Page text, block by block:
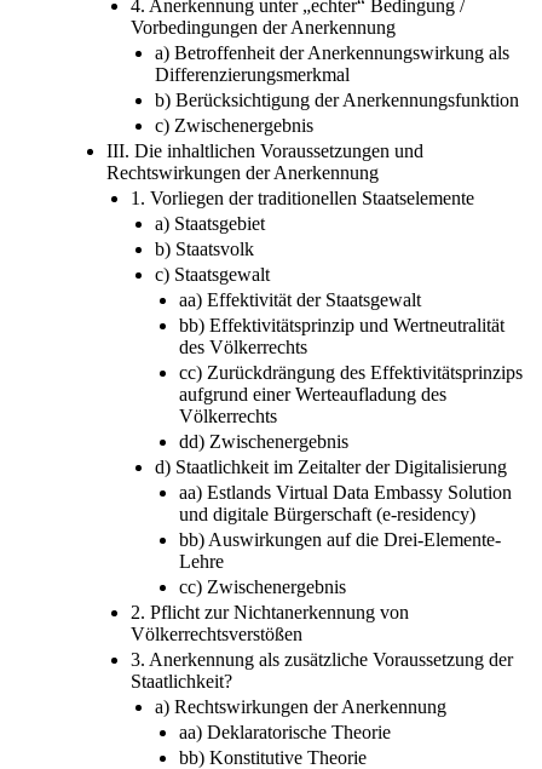
4. Anerkennung unter „echter“ Bedingung /
Vorbedingungen der Anerkennung
a) Betroffenheit der Anerkennungswirkung als
Differenzierungsmerkmal
b) Berücksichtigung der Anerkennungsfunktion
c) Zwischenergebnis
III. Die inhaltlichen Voraussetzungen und
Rechtswirkungen der Anerkennung
1. Vorliegen der traditionellen Staatselemente
a) Staatsgebiet
b) Staatsvolk
c) Staatsgewalt
aa) Effektivität der Staatsgewalt
bb) Effektivitätsprinzip und Wertneutralität
des Völkerrechts
cc) Zurückdrängung des Effektivitätsprinzips
aufgrund einer Werteaufladung des
Völkerrechts
dd) Zwischenergebnis
d) Staatlichkeit im Zeitalter der Digitalisierung
aa) Estlands Virtual Data Embassy Solution
und digitale Bürgerschaft (e-residency)
bb) Auswirkungen auf die Drei-Elemente-
Lehre
cc) Zwischenergebnis
2. Pflicht zur Nichtanerkennung von
Völkerrechtsverstößen
3. Anerkennung als zusätzliche Voraussetzung der
Staatlichkeit?
a) Rechtswirkungen der Anerkennung
aa) Deklaratorische Theorie
bb) Konstitutive Theorie